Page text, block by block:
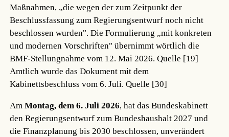
Maßnahmen, „die wegen der zum Zeitpunkt der
Beschlussfassung zum Regierungsentwurf noch nicht
beschlossen wurden". Die Formulierung „mit konkreten
und modernen Vorschriften" übernimmt wörtlich die
BMF-Stellungnahme vom 12. Mai 2026.Quelle [19]
Amtlich wurde das Dokument mit dem
Kabinettsbeschluss vom 6. Juli.Quelle [30]
AmMontag, dem 6. Juli 2026, hat das Bundeskabinett
den Regierungsentwurf zum Bundeshaushalt 2027 und
die Finanzplanung bis 2030 beschlossen, unverändert